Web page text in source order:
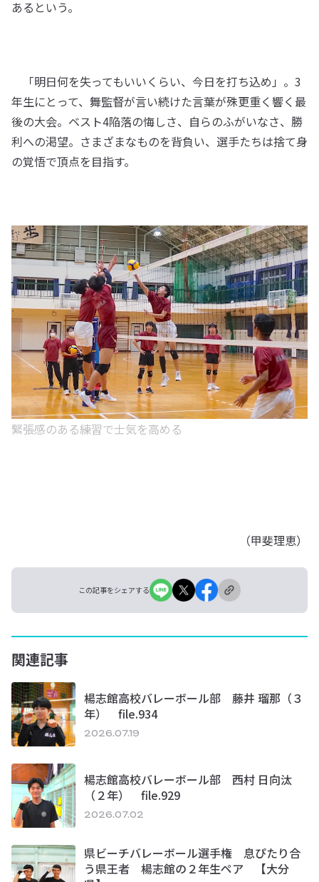
あるという。
「明日何を失ってもいいくらい、今日を打ち込め」。3
年生にとって、舞監督が言い続けた言葉が殊更重く響く最
後の大会。ベスト4陥落の悔しさ、自らのふがいなさ、勝
利への渇望。さまざまなものを背負い、選手たちは捨て身
の覚悟で頂点を目指す。
緊張感のある練習で士気を高める
（甲斐理恵）
この記事をシェアする
関連記事
楊志館高校バレーボール部 藤井 瑠那（３
年） file.934
2026.07.19
楊志館高校バレーボール部 西村 日向汰
（２年） file.929
2026.07.02
県ビーチバレーボール選手権 息ぴたり合
う県王者 楊志館の２年生ペア 【大分